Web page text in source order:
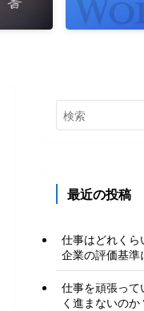
最近の投稿
仕事はどれく
企業の評価基準
仕事を頑張って
く進まないの